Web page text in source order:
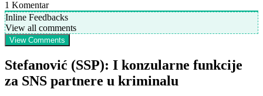
1 Komentar
Inline Feedbacks
View all comments
View Comments
Stefanović (SSP): I konzularne funkcije
za SNS partnere u kriminalu